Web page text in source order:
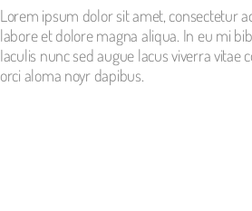
Lorem ipsum dolor sit amet, consectetur
labore et dolore magna aliqua. In eu mi
Iaculis nunc sed augue lacus viverra vitae
orci aloma noyr dapibus.